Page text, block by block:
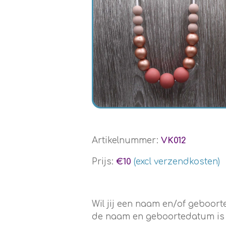
Artikelnummer: VK012
Prijs: €10 (excl verzendkosten)
Wil jij een naam en/of
de naam en geboortedatum